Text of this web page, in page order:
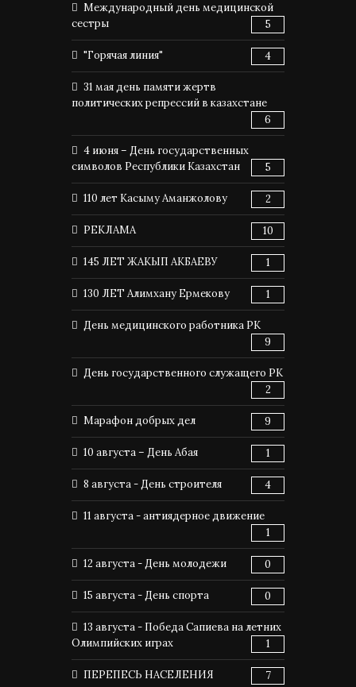
Международный день медицинской
сестры
5
"Горячая линия" 4
31 мая день памяти жертв
политических репрессий в казахстане
6
4 июня – День государственных
символов Республики Казахстан
5
110 лет Касыму Аманжолову 2
РЕКЛАМА 10
145 ЛЕТ ЖАКЫП АКБАЕВУ 1
130 ЛЕТ Алимхану Ермекову 1
День медицинского работника РК
9
День государственного служащего РК
2
Марафон добрых дел 9
10 августа – День Абая 1
8 августа - День строителя 4
11 августа - антиядерное движение
1
12 августа - День молодежи 0
15 августа - День спорта 0
13 августа - Победа Сапиева на летних
Олимпийских играх
1
ПЕРЕПЕСЬ НАСЕЛЕНИЯ 7